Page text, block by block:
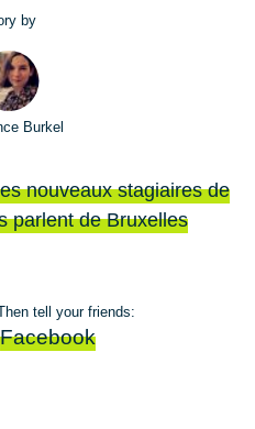
by
Burkel
nouveaux stagiaires de
parlent de Bruxelles
tell your friends:
Facebook